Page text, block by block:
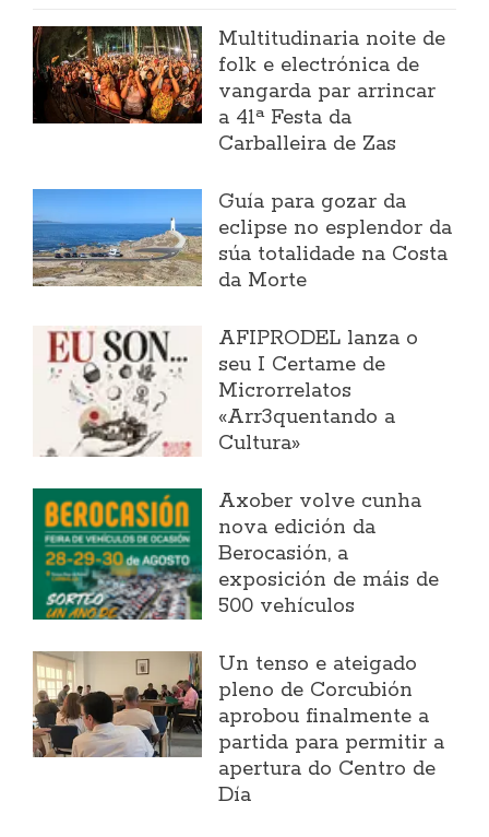
Multitudinaria noite de
folk e electrónica de
vangarda par arrincar
a 41ª Festa da
Carballeira de Zas
Guía para gozar da
eclipse no esplendor da
súa totalidade na Costa
da Morte
AFIPRODEL lanza o
seu I Certame de
Microrrelatos
«Arr3quentando a
Cultura»
Axober volve cunha
nova edición da
Berocasión, a
exposición de máis de
500 vehículos
Un tenso e ateigado
pleno de Corcubión
aprobou finalmente a
partida para permitir a
apertura do Centro de
Día